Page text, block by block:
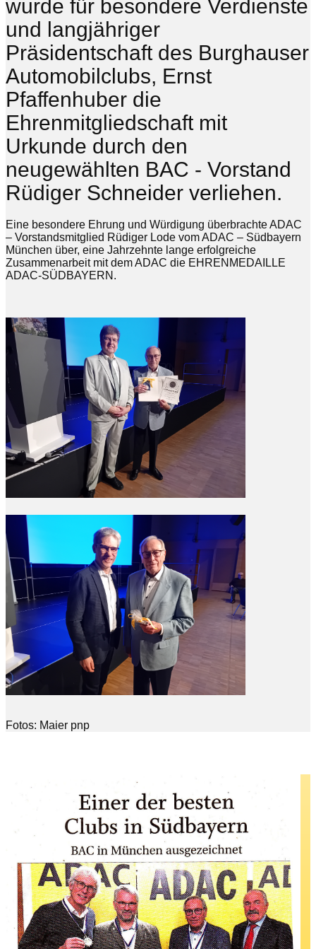
wurde für besondere Verdienste
und langjähriger
Präsidentschaft des Burghauser
Automobilclubs, Ernst
Pfaffenhuber die
Ehrenmitgliedschaft mit
Urkunde durch den
neugewählten BAC - Vorstand
Rüdiger Schneider verliehen.
Eine besondere Ehrung und Würdigung überbrachte ADAC
– Vorstandsmitglied Rüdiger Lode vom ADAC – Südbayern
München über, eine Jahrzehnte lange erfolgreiche
Zusammenarbeit mit dem ADAC die EHRENMEDAILLE
ADAC-SÜDBAYERN.
Fotos: Maier pnp